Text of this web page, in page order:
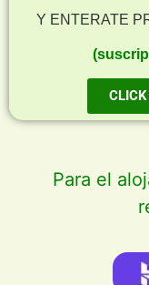
Y ENTERATE
Para el